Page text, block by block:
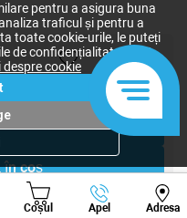
+
acum
în coș
Coșul Apel Adresa
Viber Whatsapp
pentru a asigura buna
traficul și pentru a
toate cookie-urile, le puteți
de confidențialitate după
despre cookie